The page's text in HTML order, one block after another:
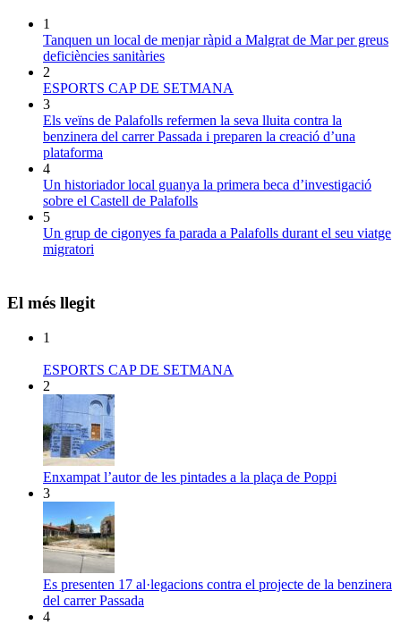
1
Tanquen un local de menjar ràpid a Malgrat de Mar per greus
deficiències sanitàries
2
ESPORTS CAP DE SETMANA
3
Els veïns de Palafolls refermen la seva lluita contra la
benzinera del carrer Passada i preparen la creació d’una
plataforma
4
Un historiador local guanya la primera beca d’investigació
sobre el Castell de Palafolls
5
Un grup de cigonyes fa parada a Palafolls durant el seu viatge
migratori
El més llegit
1
ESPORTS CAP DE SETMANA
2
Enxampat l’autor de les pintades a la plaça de Poppi
3
Es presenten 17 al·legacions contra el projecte de la benzinera
del carrer Passada
4